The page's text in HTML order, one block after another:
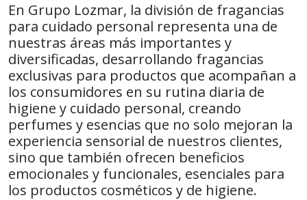
En Grupo Lozmar, la división de fragancias
para cuidado personal representa una de
nuestras áreas más importantes y
diversificadas, desarrollando fragancias
exclusivas para productos que acompañan a
los consumidores en su rutina diaria de
higiene y cuidado personal, creando
perfumes y esencias que no solo mejoran la
experiencia sensorial de nuestros clientes,
sino que también ofrecen beneficios
emocionales y funcionales, esenciales para
los productos cosméticos y de higiene.